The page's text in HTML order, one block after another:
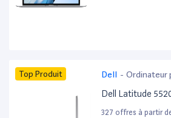
Top Produit Dell - Ordinateur
Dell Latitude
327 offres à partir